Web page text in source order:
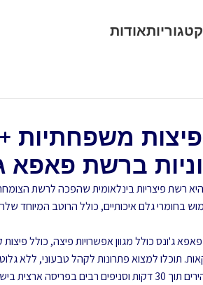
קטגוריותאודות
משפחתיות
ברשת פאפא
רשת פיצריות בינלאומית שהפכה לרשת
בחומרי גלם איכותיים, כולל הרוטב המיוחד
ג'ונס כולל מגוון אפשרויות פיצה, כולל פיצות
תוכלו למצוא פתרונות לקהל טבעוני, ללא
בפריסה ארצית בישראל.